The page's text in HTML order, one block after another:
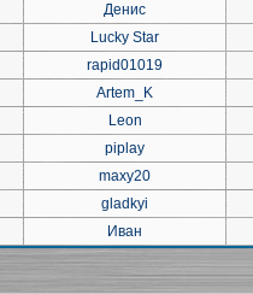
Денис
Lucky Star
rapid01019
Artem_K
Leon
piplay
maxy20
gladkyi
Иван